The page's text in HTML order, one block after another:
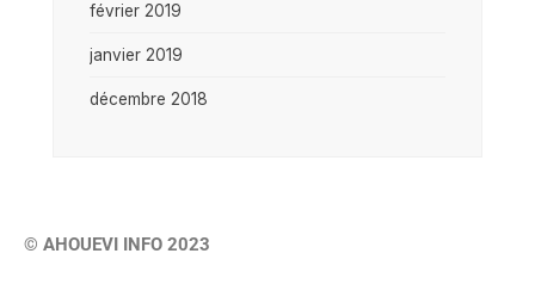
février 2019
janvier 2019
décembre 2018
© AHOUEVI INFO 2023